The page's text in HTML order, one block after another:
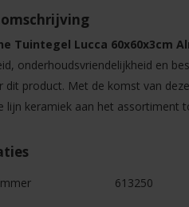
Tuintegel Lucca 60x60x3cm
onderhoudsvriendelijkheid en
dit product. Met de komst van
lijn keramiek aan het assortiment
613250